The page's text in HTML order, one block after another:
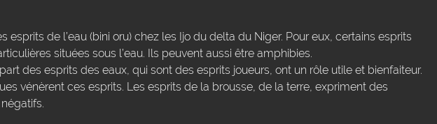
esprits de l’eau (bini oru) chez les Ijo du delta du Niger. Pour eux, certains esprits
situées sous l’eau. Ils peuvent aussi être amphibies.
des esprits des eaux, qui sont des esprits joueurs, ont un rôle utile et bienfaiteur.
vénèrent ces esprits. Les esprits de la brousse, de la terre, expriment des